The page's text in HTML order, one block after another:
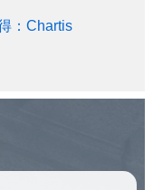
：Chartis